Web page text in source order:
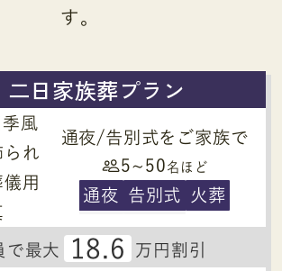
す。
二日家族葬プラン
通夜/告別式をご家族で
5~50 名ほど
通夜 告別式 火葬
で最大 18.6 万円割引